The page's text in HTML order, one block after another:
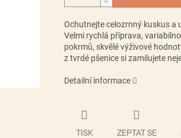
Ochutnejte celozrnný kuskus a
Velmi rychlá příprava,
pokrmů, skvělé výživové
z tvrdé pšenice si zamilujete
Detailní informace
TISK ZEPTAT SE